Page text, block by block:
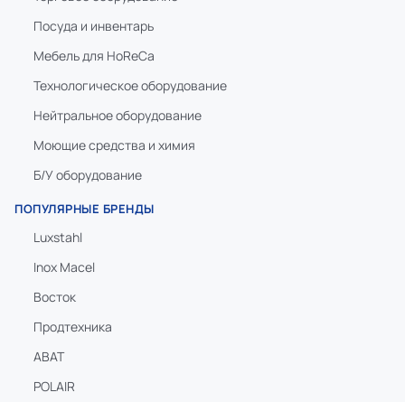
Посуда и инвентарь
Мебель для HoReCa
Технологическое оборудование
Нейтральное оборудование
Моющие средства и химия
Б/У оборудование
ПОПУЛЯРНЫЕ БРЕНДЫ
Luxstahl
Inox Macel
Восток
Продтехника
ABAT
POLAIR